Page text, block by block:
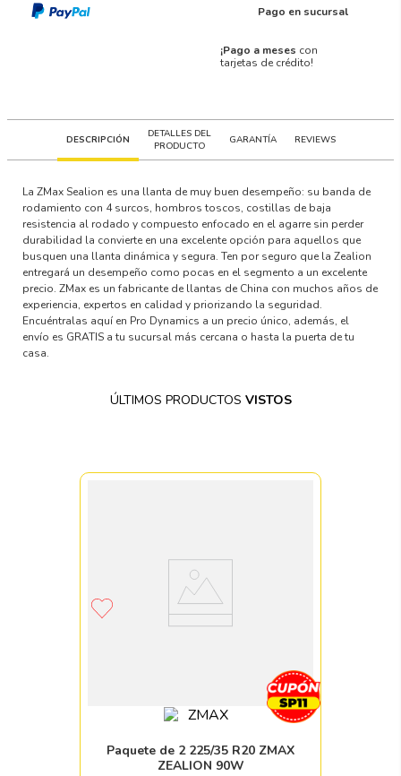
Pago en sucursal
¡Pago a meses con
tarjetas de crédito!
DESCRIPCIÓN
DETALLES DEL
PRODUCTO
GARANTÍA REVIEWS
La ZMax Sealion es una llanta de muy buen desempeño: su banda de
rodamiento con 4 surcos, hombros toscos, costillas de baja
resistencia al rodado y compuesto enfocado en el agarre sin perder
durabilidad la convierte en una excelente opción para aquellos que
busquen una llanta dinámica y segura. Ten por seguro que la Zealion
entregará un desempeño como pocas en el segmento a un excelente
precio. ZMax es un fabricante de llantas de China con muchos años de
experiencia, expertos en calidad y priorizando la seguridad.
Encuéntralas aquí en Pro Dynamics a un precio único, además, el
envío es GRATIS a tu sucursal más cercana o hasta la puerta de tu
casa.
ÚLTIMOS PRODUCTOS VISTOS
Paquete de 2 225/35 R20 ZMAX
ZEALION 90W